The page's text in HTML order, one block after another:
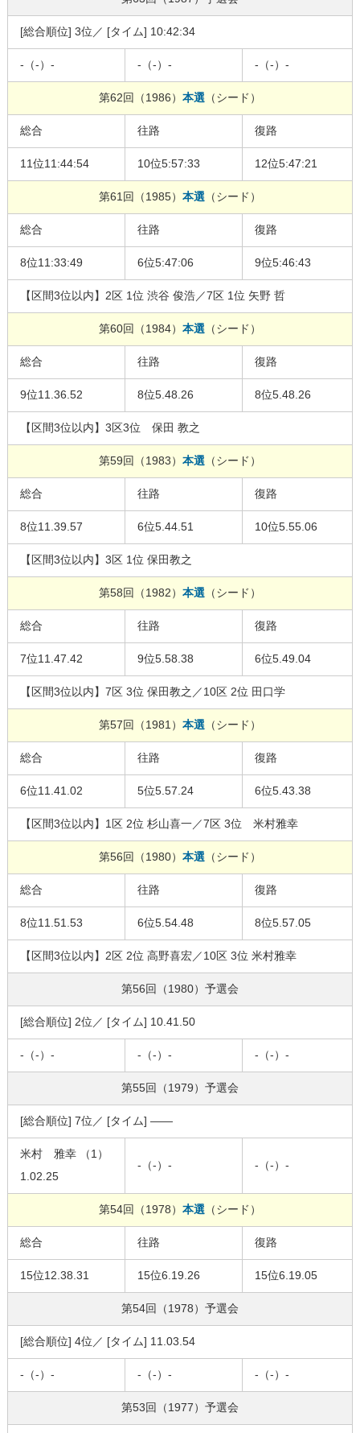
[総合順位] 3位／ [タイム] 10:42:34
-（-）- -（-）- -（-）-
第62回（1986） 本選（シード）
総合 往路 復路
11位11:44:54 10位5:57:33 12位5:47:21
第61回（1985） 本選（シード）
総合 往路 復路
8位11:33:49 6位5:47:06 9位5:46:43
【区間3位以内】2区 1位 渋谷 俊浩／7区 1位 矢野 哲
第60回（1984） 本選（シード）
総合 往路 復路
9位11.36.52 8位5.48.26 8位5.48.26
【区間3位以内】3区3位 保田 教之
第59回（1983） 本選（シード）
総合 往路 復路
8位11.39.57 6位5.44.51 10位5.55.06
【区間3位以内】3区 1位 保田教之
第58回（1982） 本選（シード）
総合 往路 復路
7位11.47.42 9位5.58.38 6位5.49.04
【区間3位以内】7区 3位 保田教之／10区 2位 田口学
第57回（1981） 本選（シード）
総合 往路 復路
6位11.41.02 5位5.57.24 6位5.43.38
【区間3位以内】1区 2位 杉山喜一／7区 3位 米村雅幸
第56回（1980） 本選（シード）
総合 往路 復路
8位11.51.53 6位5.54.48 8位5.57.05
【区間3位以内】2区 2位 高野喜宏／10区 3位 米村雅幸
第56回（1980） 予選会
[総合順位] 2位／ [タイム] 10.41.50
-（-）- -（-）- -（-）-
第55回（1979） 予選会
[総合順位] 7位／ [タイム] ——
米村 雅幸 （1）
1.02.25
-（-）- -（-）-
第54回（1978） 本選（シード）
総合 往路 復路
15位12.38.31 15位6.19.26 15位6.19.05
第54回（1978） 予選会
[総合順位] 4位／ [タイム] 11.03.54
-（-）- -（-）- -（-）-
第53回（1977） 予選会